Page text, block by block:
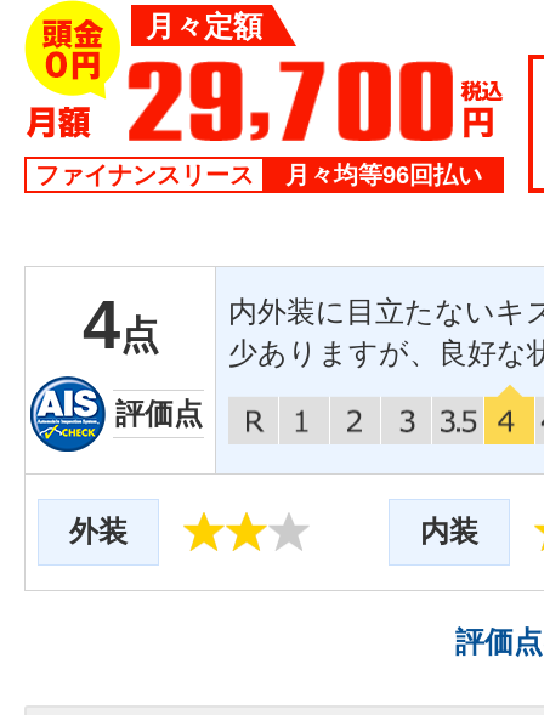
月々定額
ファイナンスリース 月々均等96回払い
4点
評価点
内外装に目立たないキ
少ありますが、良好な
外装 内装
評価